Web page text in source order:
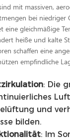
mit massiven,
bei niedriger
eine gleichmäßige
heiße und kalte
schaffen eine
empfindliche
: Die
und
bilden.
: Im